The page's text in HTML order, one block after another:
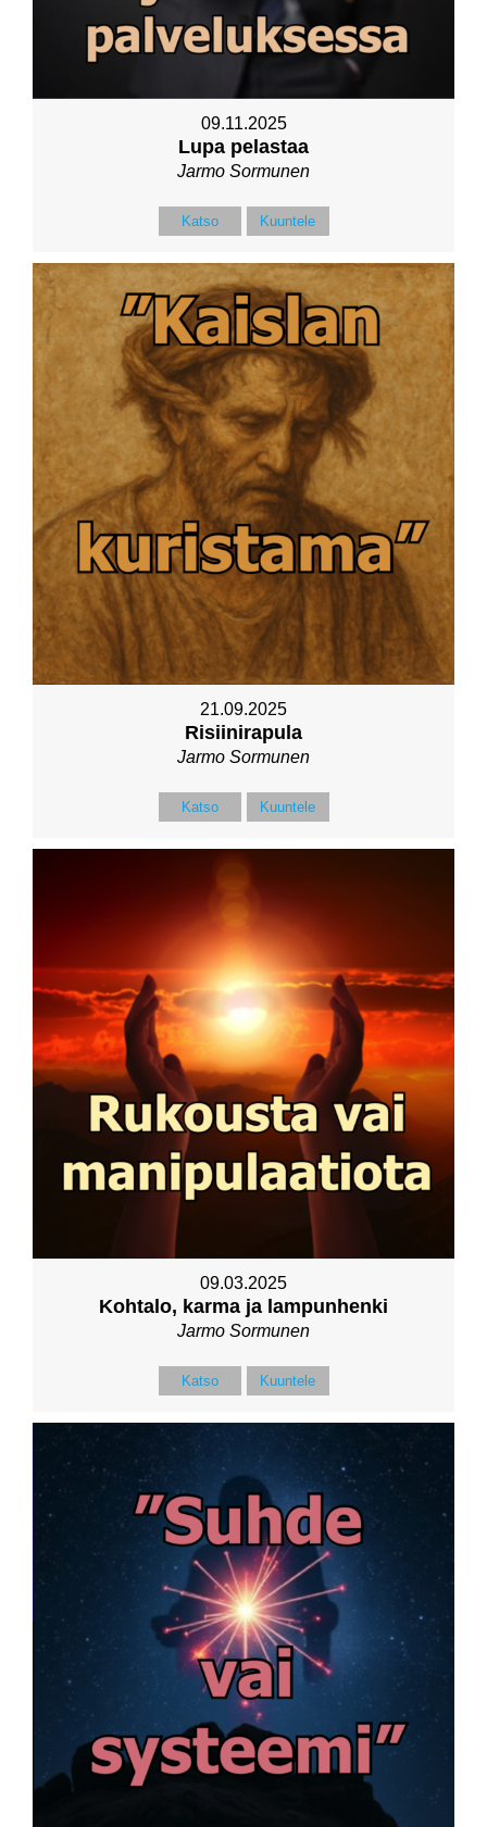
09.11.2025
Lupa pelastaa
Jarmo Sormunen
Katso Kuuntele
21.09.2025
Risiinirapula
Jarmo Sormunen
Katso Kuuntele
09.03.2025
Kohtalo, karma ja lampunhenki
Jarmo Sormunen
Katso Kuuntele